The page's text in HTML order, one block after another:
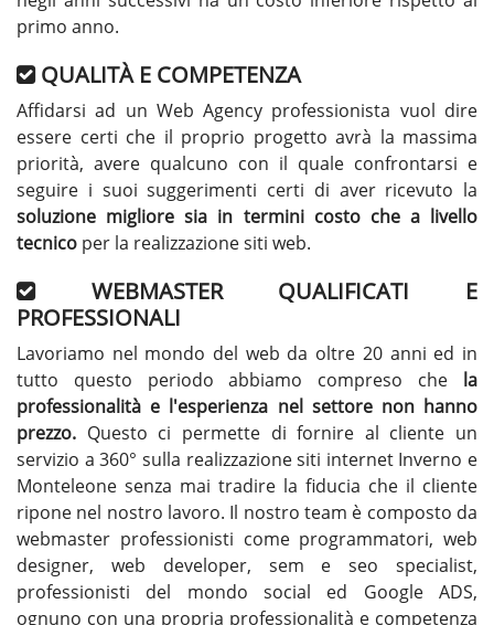
primo anno.
QUALITÀ E COMPETENZA
Affidarsi ad un Web Agency professionista vuol dire
essere certi che il proprio progetto avrà la massima
priorità, avere qualcuno con il quale confrontarsi e
seguire i suoi suggerimenti certi di aver ricevuto la
soluzione migliore sia in termini costo che a livello
tecnico per la realizzazione siti web.
WEBMASTER QUALIFICATI E
PROFESSIONALI
Lavoriamo nel mondo del web da oltre 20 anni ed in
tutto questo periodo abbiamo compreso che la
professionalità e l'esperienza nel settore non hanno
prezzo. Questo ci permette di fornire al cliente un
servizio a 360° sulla realizzazione siti internet Inverno e
Monteleone senza mai tradire la fiducia che il cliente
ripone nel nostro lavoro. Il nostro team è composto da
webmaster professionisti come programmatori, web
designer, web developer, sem e seo specialist,
professionisti del mondo social ed Google ADS,
ognuno con una propria professionalità e competenza